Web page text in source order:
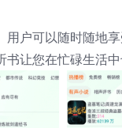
户可以随时随地
让您在忙碌生活中